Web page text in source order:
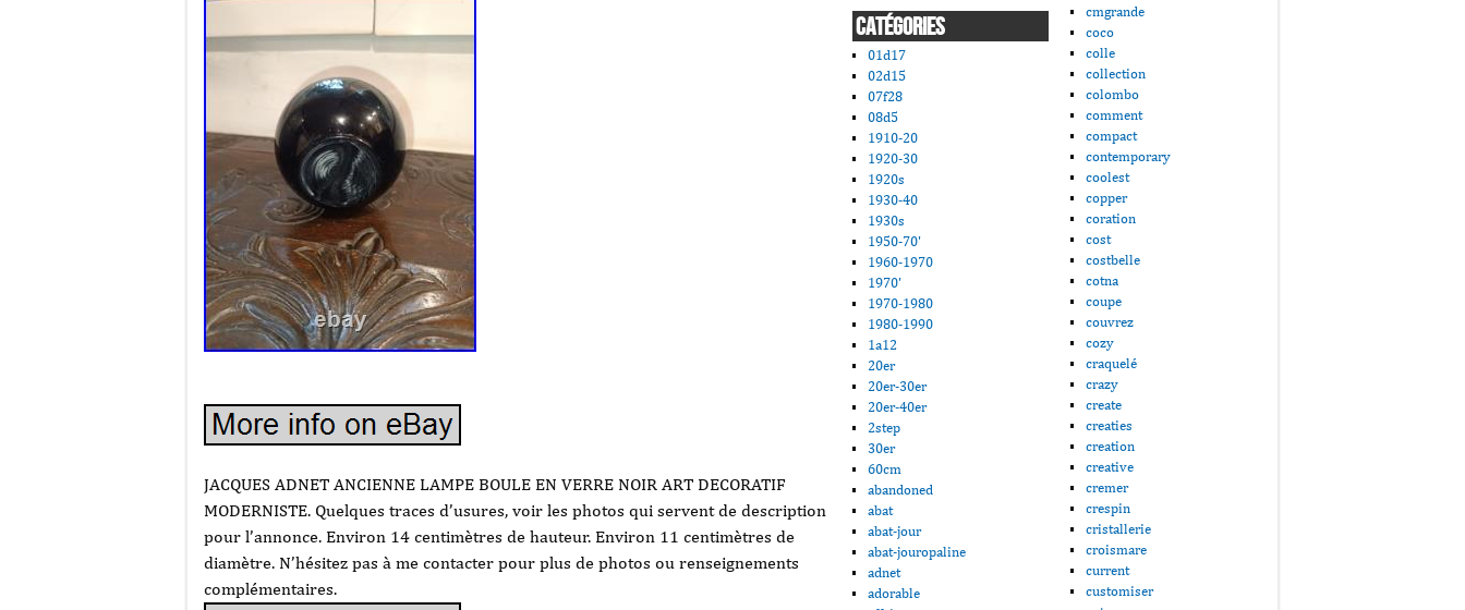
JACQUES ADNET ANCIENNE LAMPE BOULE EN VERRE NOIR ART DECORATIF
MODERNISTE. Quelques traces d’usures, voir les photos qui servent de description
pour l’annonce. Environ 14 centimètres de hauteur. Environ 11 centimètres de
diamètre. N’hésitez pas à me contacter pour plus de photos ou renseignements
complémentaires.
CATÉGORIES
01d17
02d15
07f28
08d5
1910-20
1920-30
1920s
1930-40
1930s
1950-70'
1960-1970
1970'
1970-1980
1980-1990
1a12
20er
20er-30er
20er-40er
2step
30er
60cm
abandoned
abat
abat-jour
abat-jouropaline
adnet
adorable
cmgrande
coco
colle
collection
colombo
comment
compact
contemporary
coolest
copper
coration
cost
costbelle
cotna
coupe
couvrez
cozy
craquelé
crazy
create
creaties
creation
creative
cremer
crespin
cristallerie
croismare
current
customiser